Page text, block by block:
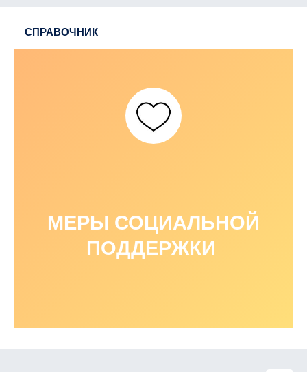
СПРАВОЧНИК
МЕРЫ СОЦИАЛЬНОЙ
ПОДДЕРЖКИ